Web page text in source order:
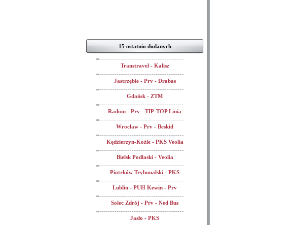
15 ostatnio dodanych
Transtravel - Kalisz
Jastrzębie - Prv - Drabas
Gdańsk - ZTM
Radom - Prv - TIP-TOP Linia
Wrocław - Prv - Beskid
Kędzierzyn-Koźle - PKS Veolia
Bielsk Podlaski - Veolia
Piotrków Trybunalski - PKS
Lublin - PUH Kewin - Prv
Solec Zdrój - Prv - Ned Bus
Jasło - PKS